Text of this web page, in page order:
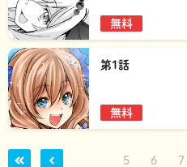
無料
第1話
無料
5 6 7